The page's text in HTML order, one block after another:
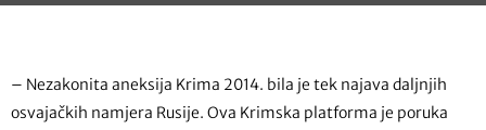
– Nezakonita aneksija Krima 2014. bila je tek najava daljnjih
osvajačkih namjera Rusije. Ova Krimska platforma je poruka